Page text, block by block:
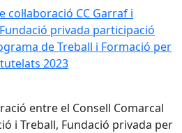
col·laboració CC Garraf i
privada participació
de Treball i Formació per
2023
entre el Consell Comarcal
i Treball, Fundació privada per